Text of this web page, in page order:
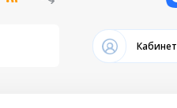
Кабинет